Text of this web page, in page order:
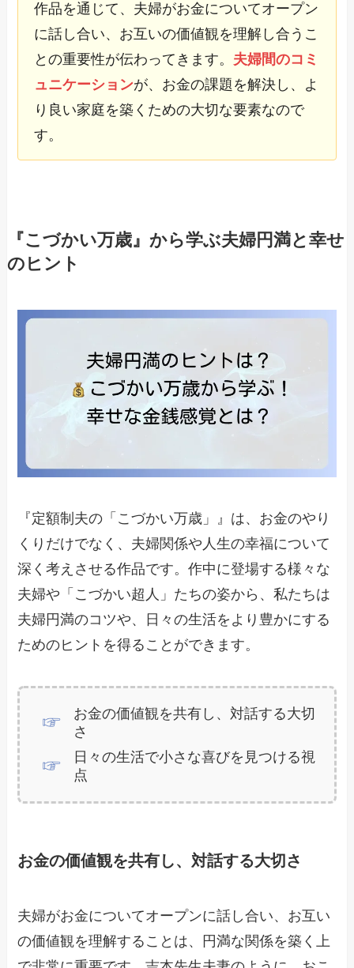
作品を通じて、夫婦がお金についてオープン
に話し合い、お互いの価値観を理解し合うこ
との重要性が伝わってきます。 夫婦間のコミ
ュニケーションが、お金の課題を解決し、よ
り良い家庭を築くための大切な要素なので
す。
『こづかい万歳』から学ぶ夫婦円満と幸せ
のヒント
『定額制夫の「こづかい万歳」』は、お金のやり
くりだけでなく、夫婦関係や人生の幸福について
深く考えさせる作品です。作中に登場する様々な
夫婦や「こづかい超人」たちの姿から、私たちは
夫婦円満のコツや、日々の生活をより豊かにする
ためのヒントを得ることができます。
お金の価値観を共有し、対話する大切
さ
日々の生活で小さな喜びを見つける視
点
お金の価値観を共有し、対話する大切さ
夫婦がお金についてオープンに話し合い、お互い
の価値観を理解することは、円満な関係を築く上